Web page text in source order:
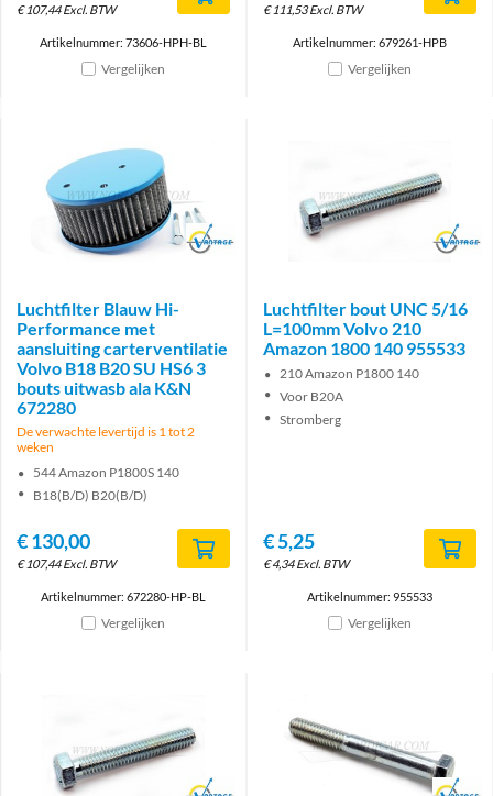
€107,44 Excl. BTW
Artikelnummer: 73606-HPH-BL
Vergelijken
€111,53 Excl. BTW
Artikelnummer: 679261-HPB
Vergelijken
Brand
Luchtfilter Blauw Hi-
Performance met
aansluiting carterventilatie
Volvo B18 B20 SU HS6 3
bouts uitwasb ala K&N
672280
De verwachte levertijd is 1 tot 2
weken
544 Amazon P1800S 140
B18(B/D) B20(B/D)
€130,00
€107,44 Excl. BTW
Artikelnummer: 672280-HP-BL
Vergelijken
Brand
Luchtfilter bout UNC 5/16
L=100mm Volvo 210
Amazon 1800 140 955533
210 Amazon P1800 140
Voor B20A
Stromberg
€5,25
€4,34 Excl. BTW
Artikelnummer: 955533
Vergelijken